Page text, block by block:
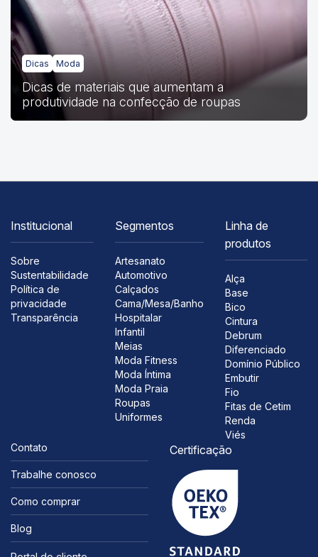
Dicas Moda
Dicas de materiais que aumentam a
produtividade na confecção de roupas
Institucional
Sobre
Sustentabilidade
Política de
privacidade
Transparência
Segmentos
Artesanato
Automotivo
Calçados
Cama/Mesa/Banho
Hospitalar
Infantil
Meias
Moda Fitness
Moda Íntima
Moda Praia
Roupas
Uniformes
Linha de
produtos
Alça
Base
Bico
Cintura
Debrum
Diferenciado
Domínio Público
Embutir
Fio
Fitas de Cetim
Renda
Viés
Contato
Trabalhe conosco
Como comprar
Blog
Certificação